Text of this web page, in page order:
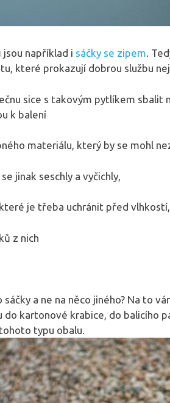
například i sáčky se zipem.
které prokazují dobrou službu
sice s takovým pytlíkem sbalit
k balení
materiálu, který by se mohl
jinak seschly a vyčichly,
je třeba uchránit před vlhkostí,
z nich
a ne na něco jiného? Na to
kartonové krabice, do balicího
typu obalu.